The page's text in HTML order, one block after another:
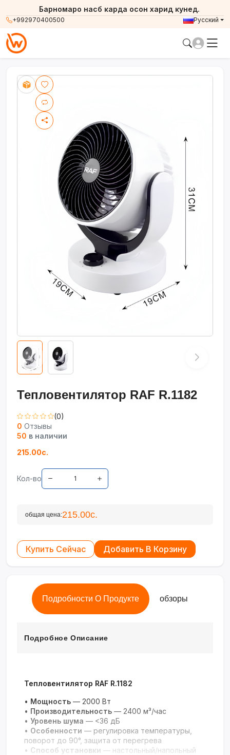
+992970400500
Барномаро насб карда осон харид кунед.
Русский
Тепловентилятор RAF R.1182
(0)
0 Отзывы
50 в наличии
215.00с.
Кол-во
общая цена:215.00с.
Купить Сейчас Добавить В Корзину
Подробности О Продукте обзоры
Подробное Описание
Тепловентилятор RAF R.1182
• Мощность — 2000 Вт
• Производительность — 2400 м³/час
• Уровень шума — <36 дБ
• Особенности — регулировка температуры,
поворот до 90°, защита от перегрева
• Способ установки — настольный/напольный